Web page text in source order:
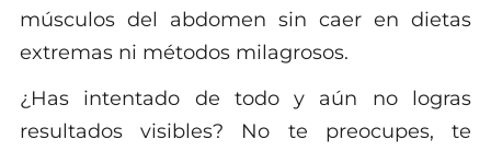
músculos del abdomen sin caer en dietas
extremas ni métodos milagrosos.
¿Has intentado de todo y aún no logras
resultados visibles? No te preocupes, te